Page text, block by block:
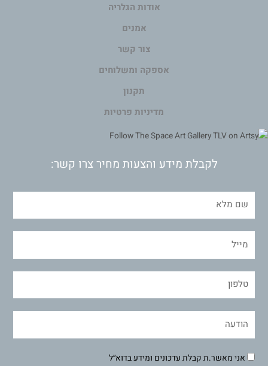
אודות הגלריה
אמנים
צור קשר
אספקה ומשלוחים
תקנון
מדיניות פרטיות
לקבלת מידע והצעות מחיר צרו קשר:
אני מאשר.ת קבלת עדכונים ומידע בדוא״ל